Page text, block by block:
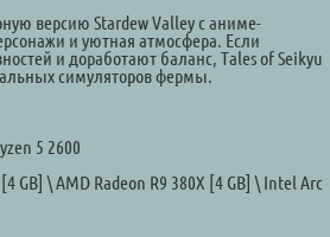
версию Stardew Valley с аниме-
и уютная атмосфера. Если
и доработают баланс, Tales of Seikyu
симуляторов фермы.
5 2600
GB] \ AMD Radeon R9 380X [4 GB] \ Intel Arc